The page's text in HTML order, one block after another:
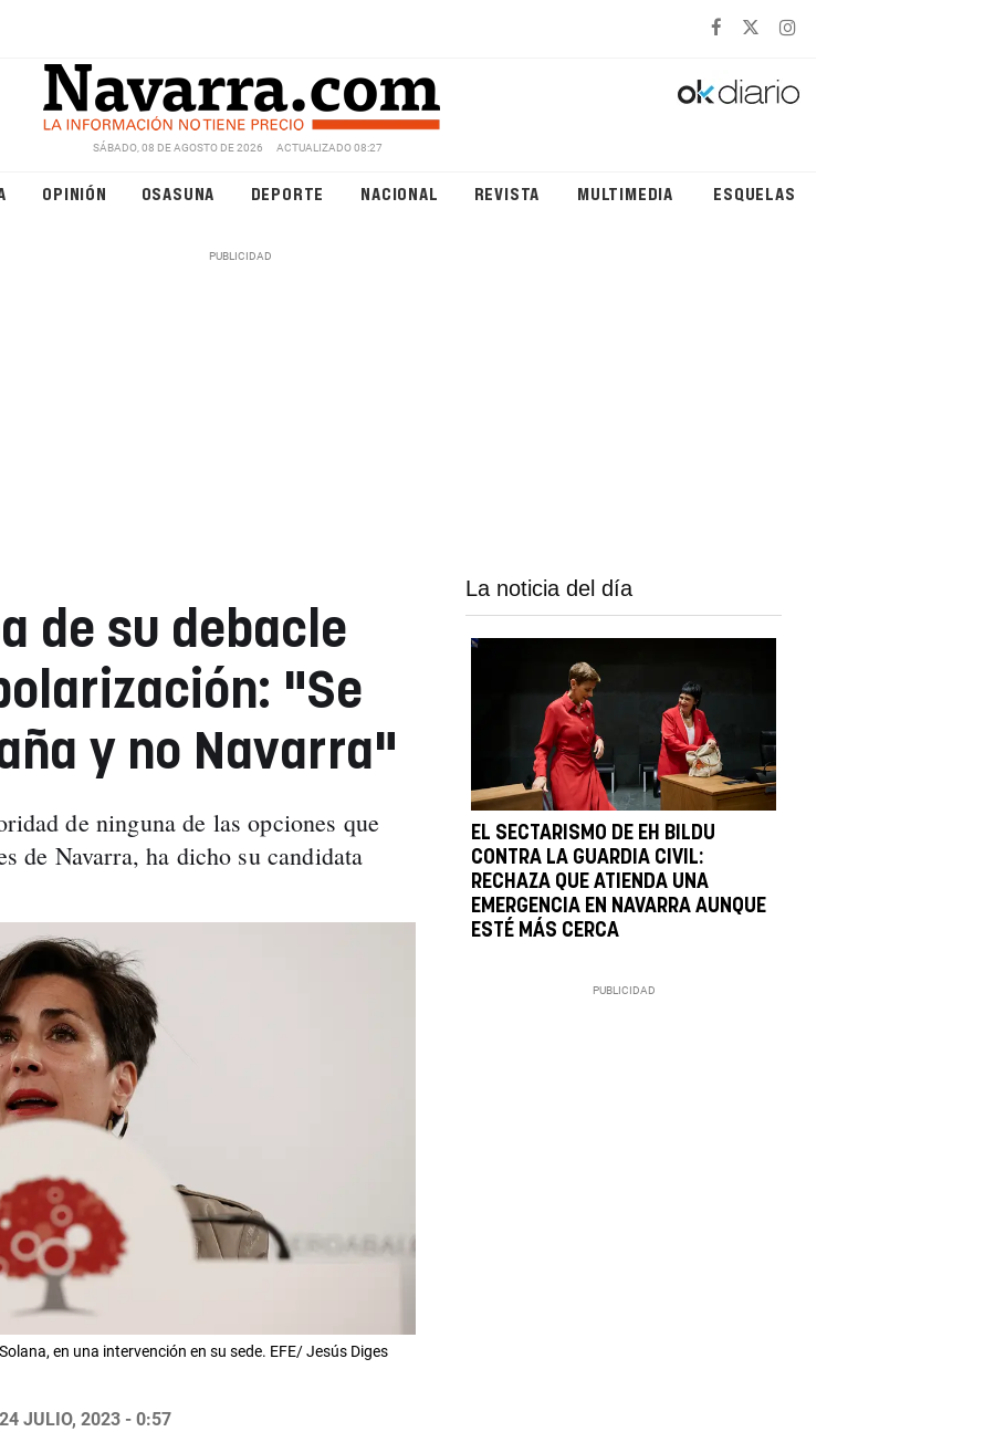
SÁBADO, 08 DE AGOSTO DE 2026 ACTUALIZADO 08:27
OPINIÓN OSASUNA DEPORTE NACIONAL REVISTA MULTIMEDIA ESQUELAS
de su debacle
"Se
y no Navarra"
de ninguna de las opciones que
de Navarra, ha dicho su candidata
en una intervención en su sede. EFE/ Jesús Diges
JULIO, 2023 - 0:57
La noticia del día
EL SECTARISMO DE EH BILDU
CONTRA LA GUARDIA CIVIL:
RECHAZA QUE ATIENDA UNA
EMERGENCIA EN NAVARRA AUNQUE
ESTÉ MÁS CERCA